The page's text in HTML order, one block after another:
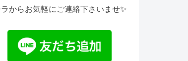
ラからお気軽にご連絡下さいませ✨